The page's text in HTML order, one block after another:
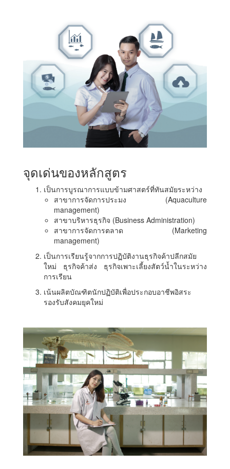
จุดเด่นของหลักสูตร
เป็นการบูรณาการแบบข้ามศาสตร์ที่ทันสมัยระหว่าง
สาขาการจัดการประมง (Aquaculture
management)
สาขาบริหารธุรกิจ (Business Administration)
สาขาการจัดการตลาด (Marketing
management)
เป็นการเรียนรู้จากการปฏิบัติงานธุรกิจค้าปลีกสมัย
ใหม่ ธุรกิจค้าส่ง ธุรกิจเพาะเลี้ยงสัตว์น้ำในระหว่าง
การเรียน
เน้นผลิตบัณฑิตนักปฏิบัติเพื่อประกอบอาชีพอิสระ
รองรับสังคมยุคใหม่